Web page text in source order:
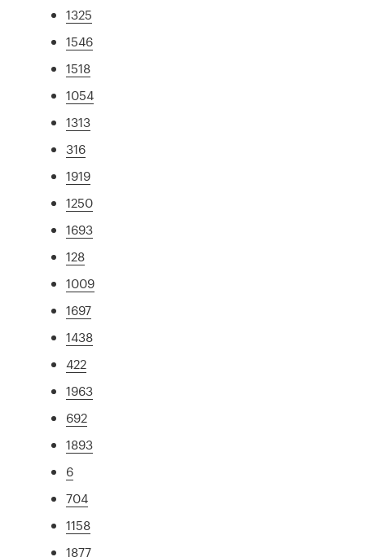
1325
1546
1518
1054
1313
316
1919
1250
1693
128
1009
1697
1438
422
1963
692
1893
6
704
1158
1877